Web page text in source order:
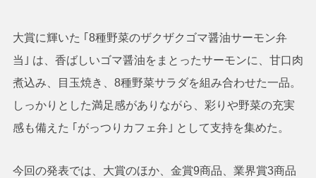
大賞に輝いた ｢8種野菜のザクザクゴマ醤油サーモン弁
当｣ は、香ばしいゴマ醤油をまとったサーモンに、甘口肉
煮込み、目玉焼き、8種野菜サラダを組み合わせた一品。
しっかりとした満足感がありながら、彩りや野菜の充実
感も備えた ｢がっつりカフェ弁｣ として支持を集めた。
今回の発表では、大賞のほか、金賞9商品、業界賞3商品